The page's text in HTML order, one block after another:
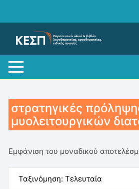
στρατηγικές
μυολειτουργικών
Εμφάνιση του μοναδικού